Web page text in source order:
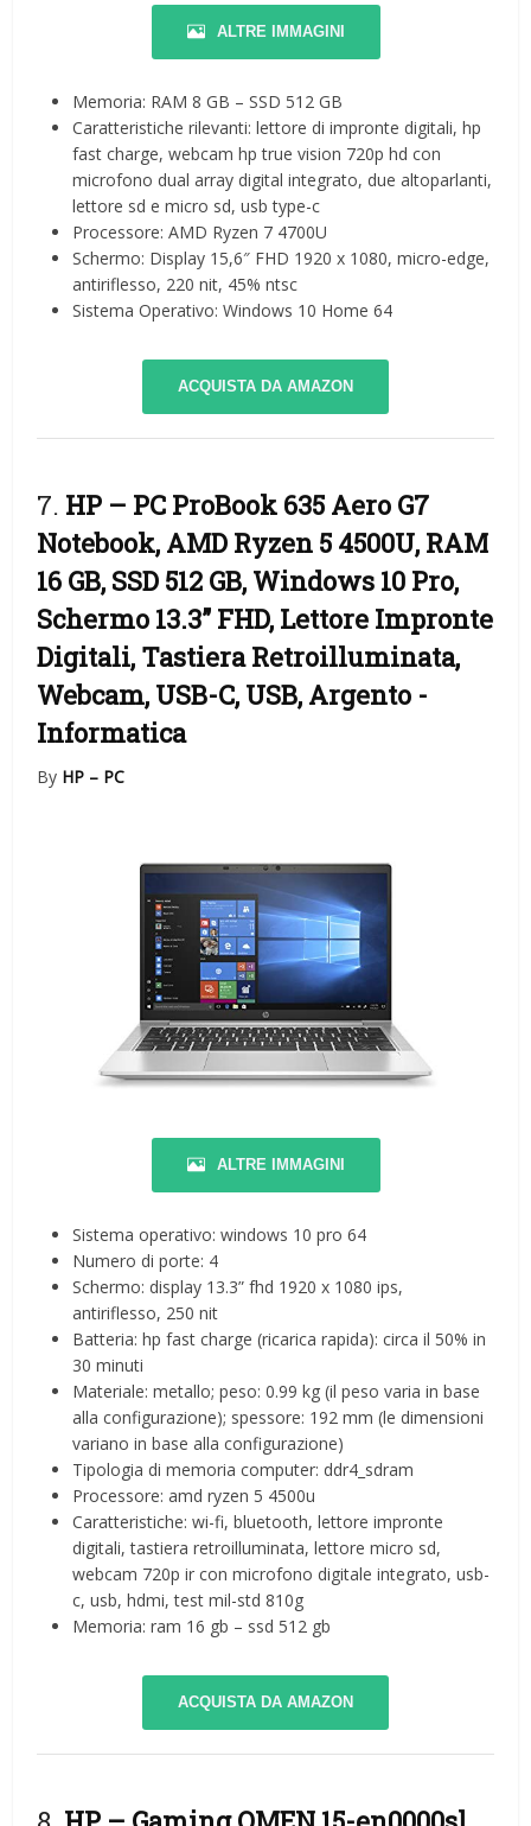
ALTRE IMMAGINI
Memoria: RAM 8 GB – SSD 512 GB
Caratteristiche rilevanti: lettore di impronte digitali, hp
fast charge, webcam hp true vision 720p hd con
microfono dual array digital integrato, due altoparlanti,
lettore sd e micro sd, usb type-c
Processore: AMD Ryzen 7 4700U
Schermo: Display 15,6″ FHD 1920 x 1080, micro-edge,
antiriflesso, 220 nit, 45% ntsc
Sistema Operativo: Windows 10 Home 64
ACQUISTA DA AMAZON
7. HP – PC ProBook 635 Aero G7
Notebook, AMD Ryzen 5 4500U, RAM
16 GB, SSD 512 GB, Windows 10 Pro,
Schermo 13.3” FHD, Lettore Impronte
Digitali, Tastiera Retroilluminata,
Webcam, USB-C, USB, Argento -
Informatica
By HP – PC
ALTRE IMMAGINI
Sistema operativo: windows 10 pro 64
Numero di porte: 4
Schermo: display 13.3” fhd 1920 x 1080 ips,
antiriflesso, 250 nit
Batteria: hp fast charge (ricarica rapida): circa il 50% in
30 minuti
Materiale: metallo; peso: 0.99 kg (il peso varia in base
alla configurazione); spessore: 192 mm (le dimensioni
variano in base alla configurazione)
Tipologia di memoria computer: ddr4_sdram
Processore: amd ryzen 5 4500u
Caratteristiche: wi-fi, bluetooth, lettore impronte
digitali, tastiera retroilluminata, lettore micro sd,
webcam 720p ir con microfono digitale integrato, usb-
c, usb, hdmi, test mil-std 810g
Memoria: ram 16 gb – ssd 512 gb
ACQUISTA DA AMAZON